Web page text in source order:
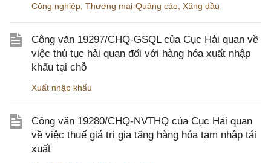
Công nghiệp Thương mại-Quảng cáo Xăng dầu
Công văn 19297/CHQ-GSQL của Cục Hải quan về
việc thủ tục hải quan đối với hàng hóa xuất nhập
khẩu tại chỗ
Xuất nhập khẩu
Công văn 19280/CHQ-NVTHQ của Cục Hải quan
về việc thuế giá trị gia tăng hàng hóa tạm nhập tái
xuất